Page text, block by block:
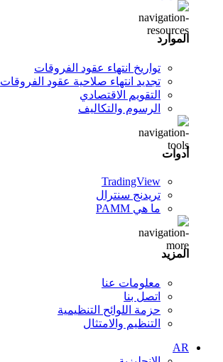
الموارد
تواريخ انتهاء عقود الفروقات
تجديد انتهاء صلاحية عقود الفروقات
التقويم الاقتصادي
الرسوم والتكاليف
أدوات
TradingView
تريدنج سنترال
ما هي PAMM
المزيد
معلومات عنا
اتصل بنا
حزمة اللوائح التنظيمية
التنظيم والامتثال
AR